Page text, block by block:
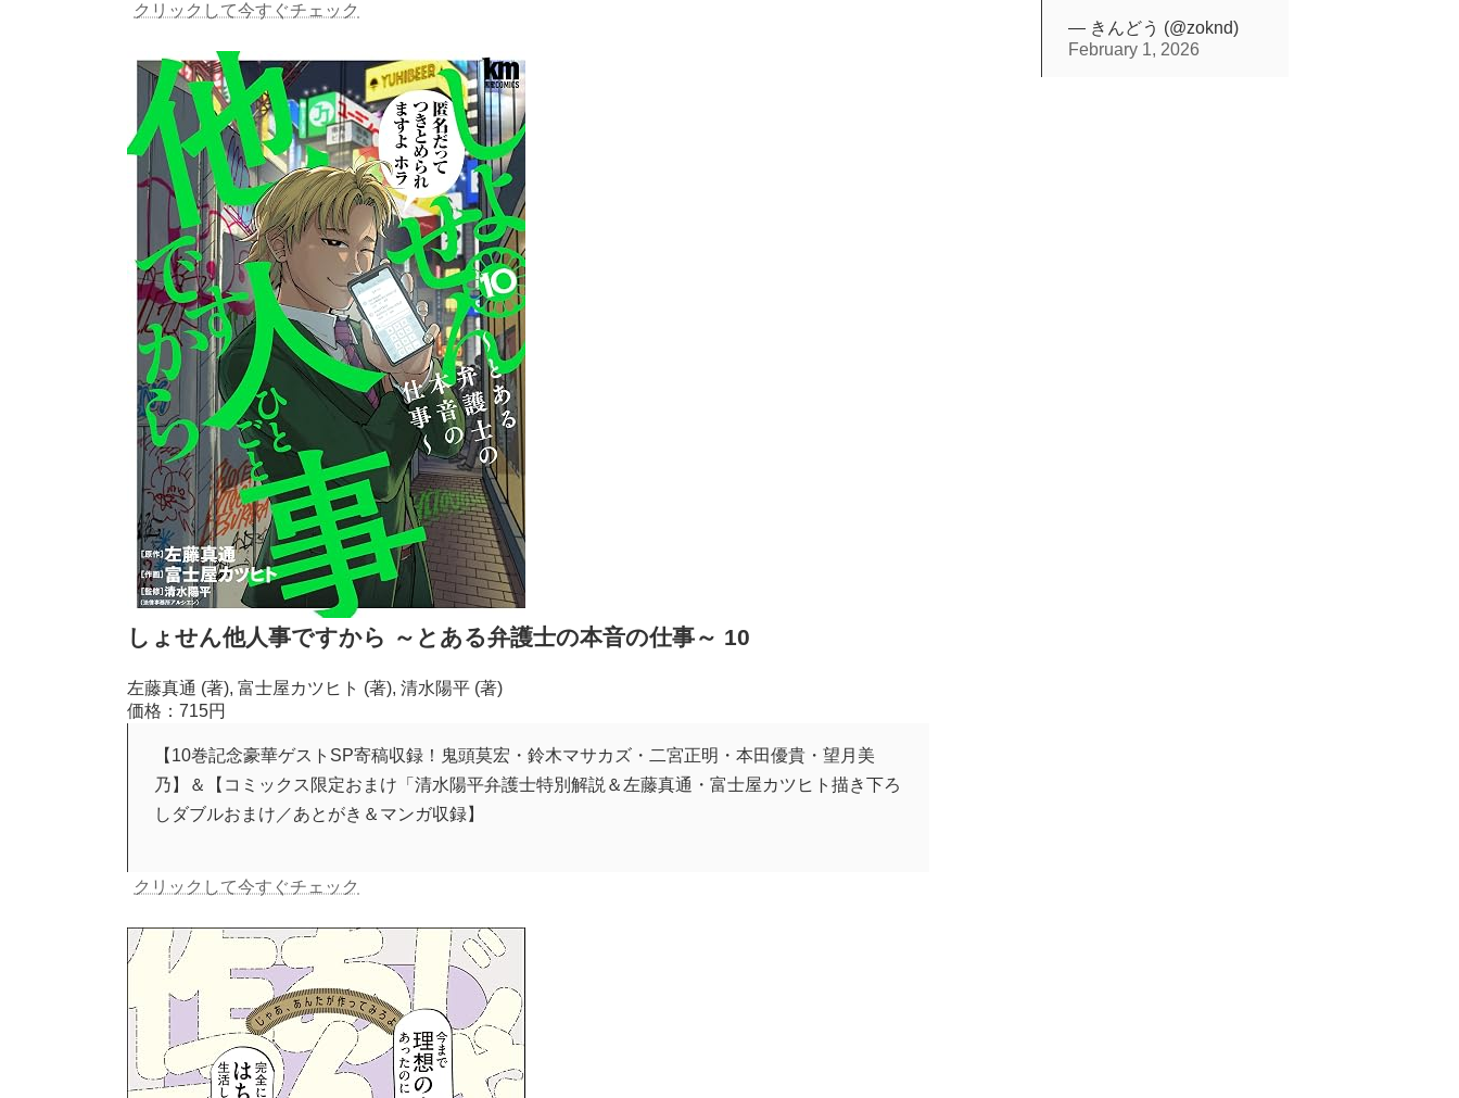
クリックして今すぐチェック
しょせん他人事ですから ～とある弁護士の本音の仕事～ 10
左藤真通 (著), 富士屋カツヒト (著), 清水陽平 (著)
価格：715円
【10巻記念豪華ゲストSP寄稿収録！鬼頭莫宏・鈴木マサカズ・二宮正明・本田優貴・望月美
乃】＆【コミックス限定おまけ「清水陽平弁護士特別解説＆左藤真通・富士屋カツヒト描き下ろ
しダブルおまけ／あとがき＆マンガ収録】
クリックして今すぐチェック
— きんどう (@zoknd)
February 1, 2026